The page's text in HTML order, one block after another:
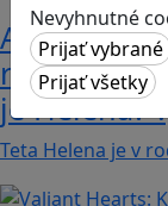
Nevyhnutné
Ako
rodinné
je Helena?“.
Teta Helena je v